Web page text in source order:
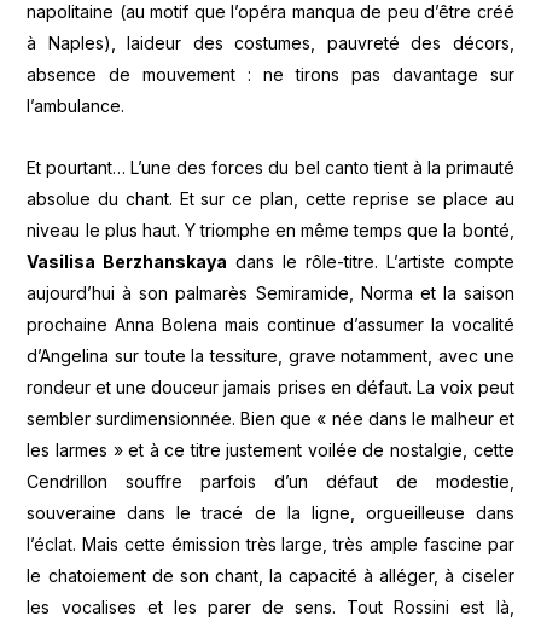
napolitaine (au motif que l’opéra manqua de peu d’être créé
à Naples), laideur des costumes, pauvreté des décors,
absence de mouvement : ne tirons pas davantage sur
l’ambulance.
Et pourtant… L’une des forces du bel canto tient à la primauté
absolue du chant. Et sur ce plan, cette reprise se place au
niveau le plus haut. Y triomphe en même temps que la bonté,
Vasilisa Berzhanskaya dans le rôle-titre. L’artiste compte
aujourd’hui à son palmarès Semiramide, Norma et la saison
prochaine Anna Bolena mais continue d’assumer la vocalité
d’Angelina sur toute la tessiture, grave notamment, avec une
rondeur et une douceur jamais prises en défaut. La voix peut
sembler surdimensionnée. Bien que « née dans le malheur et
les larmes » et à ce titre justement voilée de nostalgie, cette
Cendrillon souffre parfois d’un défaut de modestie,
souveraine dans le tracé de la ligne, orgueilleuse dans
l’éclat. Mais cette émission très large, très ample fascine par
le chatoiement de son chant, la capacité à alléger, à ciseler
les vocalises et les parer de sens. Tout Rossini est là,